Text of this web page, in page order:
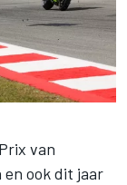
van
en ook dit jaar